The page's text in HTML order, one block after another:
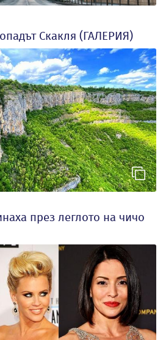
Скакля (ГАЛЕРИЯ)
през леглото на чичо